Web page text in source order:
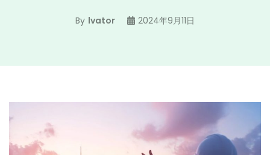
By lvator 2024年9月11日